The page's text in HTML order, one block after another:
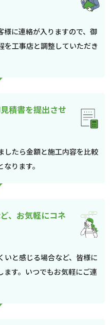
様に連絡が入りますので、御
を工事店と調整していただき
積書を提出させ
したら金額と施工内容を比較
ります。
、お気軽にコネ
いと感じる場合など、皆様に
ます。いつでもお気軽にご連